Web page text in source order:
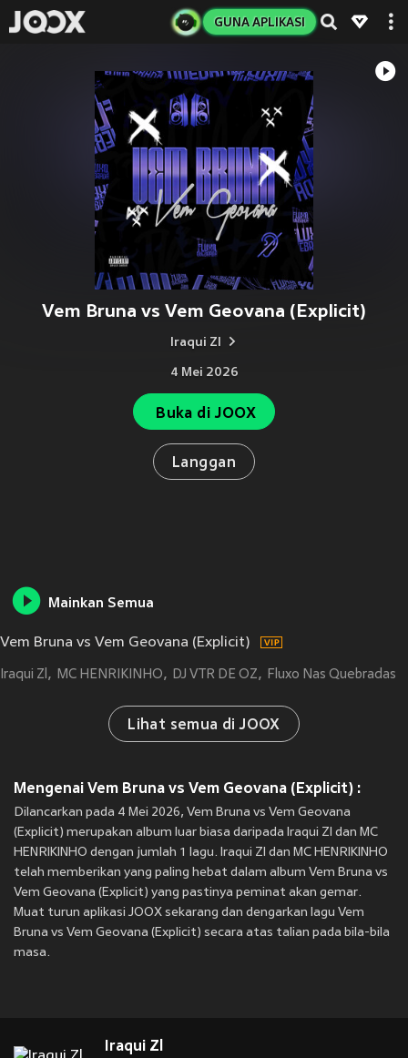
GUNA APLIKASI
Vem Bruna vs Vem Geovana (Explicit)
Iraqui Zl
4 Mei 2026
Buka di JOOX
Langgan
Mainkan Semua
Vem Bruna vs Vem Geovana (Explicit)
Iraqui Zl MC HENRIKINHO DJ VTR DE OZ Fluxo Nas Quebradas
Lihat semua di JOOX
Mengenai Vem Bruna vs Vem Geovana (Explicit) :
Dilancarkan pada 4 Mei 2026, Vem Bruna vs Vem Geovana
(Explicit) merupakan album luar biasa daripada Iraqui Zl dan MC
HENRIKINHO dengan jumlah 1 lagu. Iraqui Zl dan MC HENRIKINHO
telah memberikan yang paling hebat dalam album Vem Bruna vs
Vem Geovana (Explicit) yang pastinya peminat akan gemar.
Muat turun aplikasi JOOX sekarang dan dengarkan lagu Vem
Bruna vs Vem Geovana (Explicit) secara atas talian pada bila-bila
masa.
Iraqui Zl